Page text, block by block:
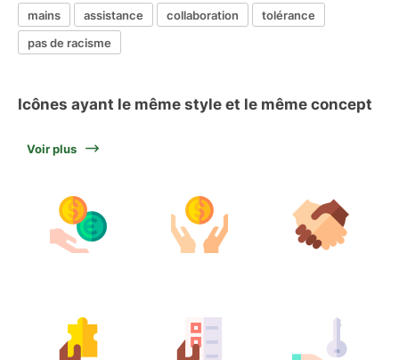
mains assistance collaboration
tolérance
pas de racisme
Icônes ayant le même style et le même concept
Voir plus